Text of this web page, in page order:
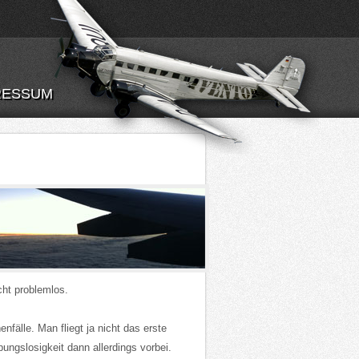
problemlos.
Man fliegt ja nicht das erste
dann allerdings vorbei.